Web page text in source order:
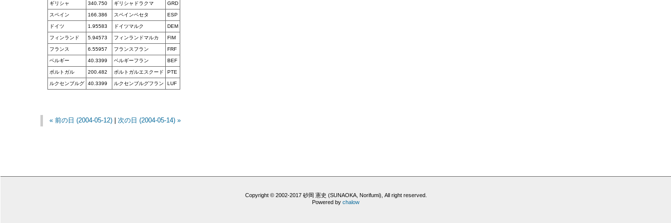
ギリシャ 340.750 ギリシャドラクマ GRD
スペイン 166.386 スペインペセタ ESP
ドイツ 1.95583 ドイツマルク DEM
フィンランド 5.94573 フィンランドマルカ FIM
フランス 6.55957 フランスフラン FRF
ベルギー 40.3399 ベルギーフラン BEF
ポルトガル 200.482 ポルトガルエスクード PTE
ルクセンブルグ 40.3399 ルクセンブルグフラン LUF
« 前の日 (2004-05-12) |次の日 (2004-05-14) »
Copyright © 2002-2017 砂岡 憲史 (SUNAOKA, Norifumi), All right reserved.
Powered by chalow